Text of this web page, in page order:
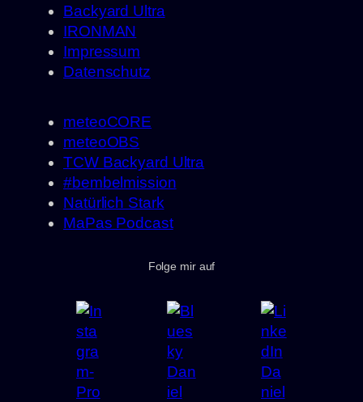
Backyard Ultra
IRONMAN
Impressum
Datenschutz
meteoCORE
meteoOBS
TCW Backyard Ultra
#bembelmission
Natürlich Stark
MaPas Podcast
Folge mir auf